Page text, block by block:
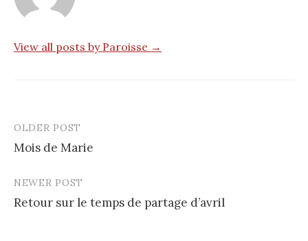
View all posts by Paroisse →
Post
navigation
OLDER POST
Mois de Marie
NEWER POST
Retour sur le temps de partage d’avril